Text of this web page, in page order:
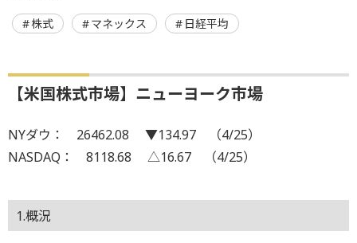
株式 マネックス 日経平均
【米国株式市場】ニューヨーク市場
NYダウ： 26462.08 ▼134.97 （4/25）
NASDAQ： 8118.68 △16.67 （4/25）
1.概況